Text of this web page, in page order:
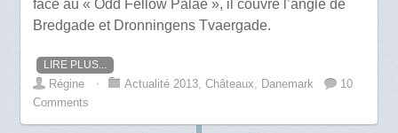
face au « Odd Fellow Palae », il couvre l’angle de
Bredgade et Dronningens Tvaergade.
LIRE PLUS...
Régine ⋅ Actualité 2013 ,Châteaux Danemark
10
Comments